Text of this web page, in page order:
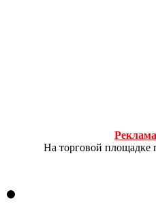
На торговой площадке